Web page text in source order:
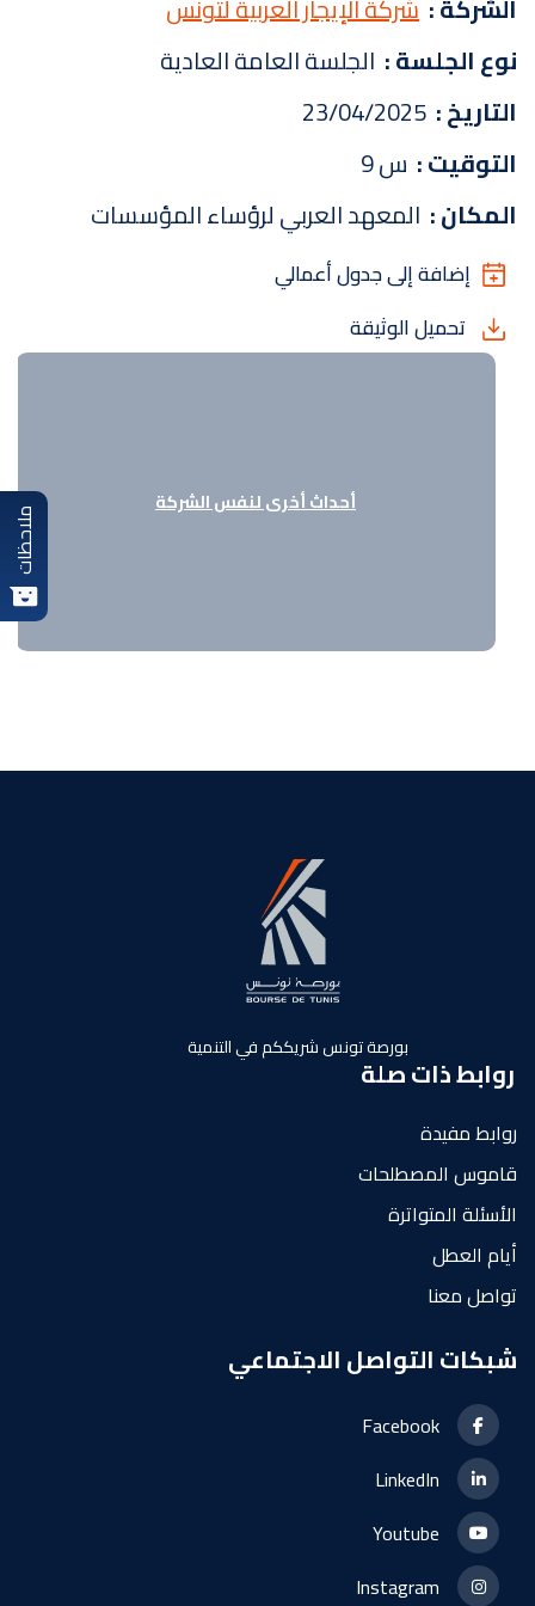
الشركة : شركة الإيجار العربية لتونس
نوع الجلسة : الجلسة العامة العادية
التاريخ : 23/04/2025
التوقيت : س 9
المكان : المعهد العربي لرؤساء المؤسسات
إضافة إلى جدول أعمالي
تحميل الوثيقة
أحداث أخرى لنفس الشركة
ملاحظات
بورصة تونس شريككم في التنمية
روابط ذات صلة
روابط مفيدة
قاموس المصطلحات
الأسئلة المتواترة
أيام العطل
تواصل معنا
شبكات التواصل الاجتماعي
Facebook
LinkedIn
Youtube
Instagram